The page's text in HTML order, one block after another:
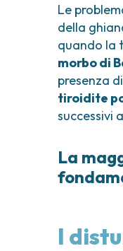
Le
della
quando la
morbo di
presenza di
tiroidite
successivi
La
I